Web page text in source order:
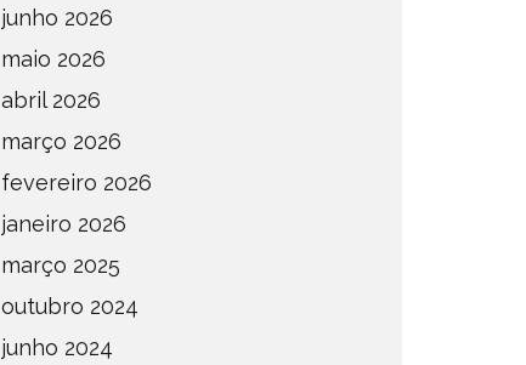
junho 2026
maio 2026
abril 2026
março 2026
fevereiro 2026
janeiro 2026
março 2025
outubro 2024
junho 2024